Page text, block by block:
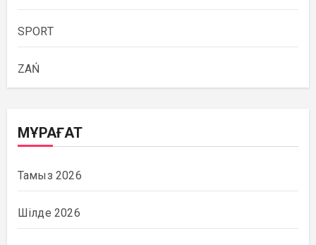
SPORT
ZAŃ
МҰРАҒАТ
Тамыз 2026
Шілде 2026